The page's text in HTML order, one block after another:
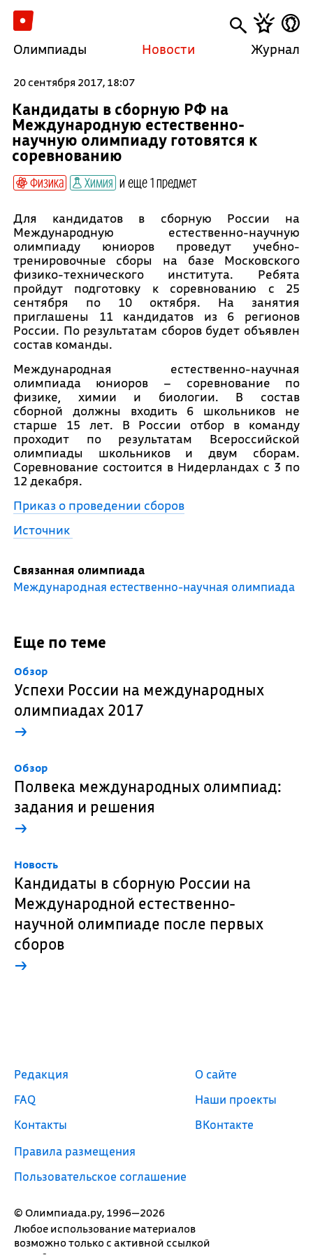
Олимпиады Новости Журнал
20 сентября 2017, 18:07
Кандидаты в сборную РФ на
Международную естественно-
научную олимпиаду готовятся к
соревнованию
Физика Химия и еще 1 предмет
Для кандидатов в сборную России на
Международную естественно-научную
олимпиаду юниоров проведут учебно-
тренировочные сборы на базе Московского
физико-технического института. Ребята
пройдут подготовку к соревнованию с 25
сентября по 10 октября. На занятия
приглашены 11 кандидатов из 6 регионов
России. По результатам сборов будет объявлен
состав команды.
Международная естественно-научная
олимпиада юниоров – соревнование по
физике, химии и биологии. В состав
сборной должны входить 6 школьников не
старше 15 лет. В России отбор в команду
проходит по результатам Всероссийской
олимпиады школьников и двум сборам.
Соревнование состоится в Нидерландах с 3 по
12 декабря.
Приказ о проведении сборов
Источник
Связанная олимпиада
Международная естественно-научная олимпиада
Еще по теме
Обзор
Успехи России на международных
олимпиадах 2017
→
Обзор
Полвека международных олимпиад:
задания и решения
→
Новость
Кандидаты в сборную России на
Международной естественно-
научной олимпиаде после первых
сборов
→
© Олимпиада.ру, 1996—2026
Любое использование материалов
возможно только с активной ссылкой
Редакция
FAQ
Контакты
Правила размещения
Пользовательское соглашение
О сайте
Наши проекты
ВКонтакте